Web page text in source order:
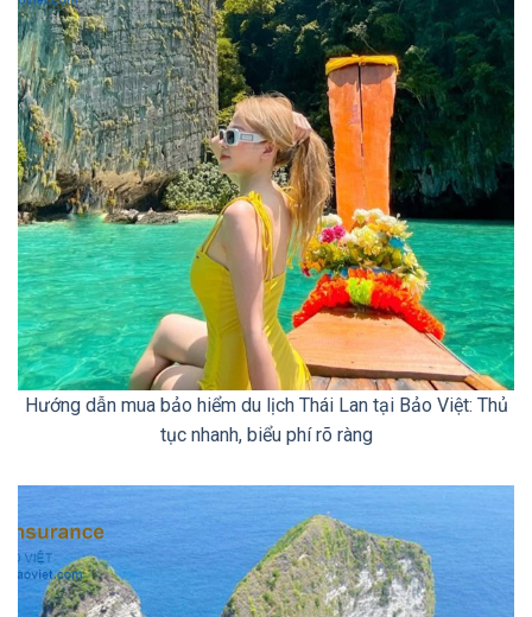
Hướng dẫn mua bảo hiểm du lịch Thái Lan tại Bảo Việt: Thủ
tục nhanh, biểu phí rõ ràng